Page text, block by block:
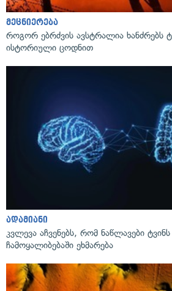
მეცნიერება
როგორ ებრძვის ავსტრალია ხანძრებს
ისტორიული ცოდნით
ადამიანი
კვლევა აჩვენებს, რომ ნაწლავები
ჩამოყალიბებაში ეხმარება